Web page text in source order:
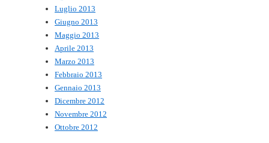
Luglio 2013
Giugno 2013
Maggio 2013
Aprile 2013
Marzo 2013
Febbraio 2013
Gennaio 2013
Dicembre 2012
Novembre 2012
Ottobre 2012